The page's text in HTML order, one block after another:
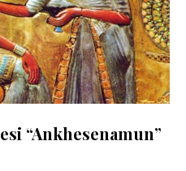
“Ankhesenamun”